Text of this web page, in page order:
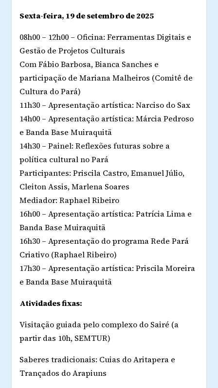
Sexta-feira, 19 de setembro de 2025
08h00 – 12h00 – Oficina: Ferramentas Digitais e
Gestão de Projetos Culturais
Com Fábio Barbosa, Bianca Sanches e
participação de Mariana Malheiros (Comitê de
Cultura do Pará)
11h30 – Apresentação artística: Narciso do Sax
14h00 – Apresentação artística: Márcia Pedroso
e Banda Base Muiraquitã
14h30 – Painel: Reflexões futuras sobre a
política cultural no Pará
Participantes: Priscila Castro, Emanuel Júlio,
Cleiton Assis, Marlena Soares
Mediador: Raphael Ribeiro
16h00 – Apresentação artística: Patrícia Lima e
Banda Base Muiraquitã
16h30 – Apresentação do programa Rede Pará
Criativo (Raphael Ribeiro)
17h30 – Apresentação artística: Priscila Moreira
e Banda Base Muiraquitã
Atividades fixas:
Visitação guiada pelo complexo do Sairé (a
partir das 10h, SEMTUR)
Saberes tradicionais: Cuias do Aritapera e
Trançados do Arapiuns